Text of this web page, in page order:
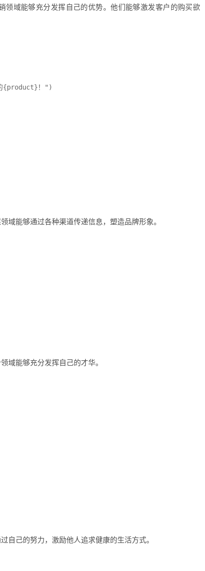
领域能够充分发挥自己的优势。他们能够激发客户的购买欲
域能够通过各种渠道传递信息，塑造品牌形象。
域能够充分发挥自己的才华。
自己的努力，激励他人追求健康的生活方式。